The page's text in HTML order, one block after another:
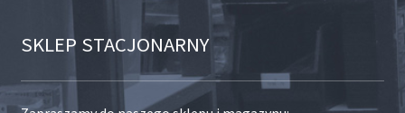
SKLEP STACJONARNY